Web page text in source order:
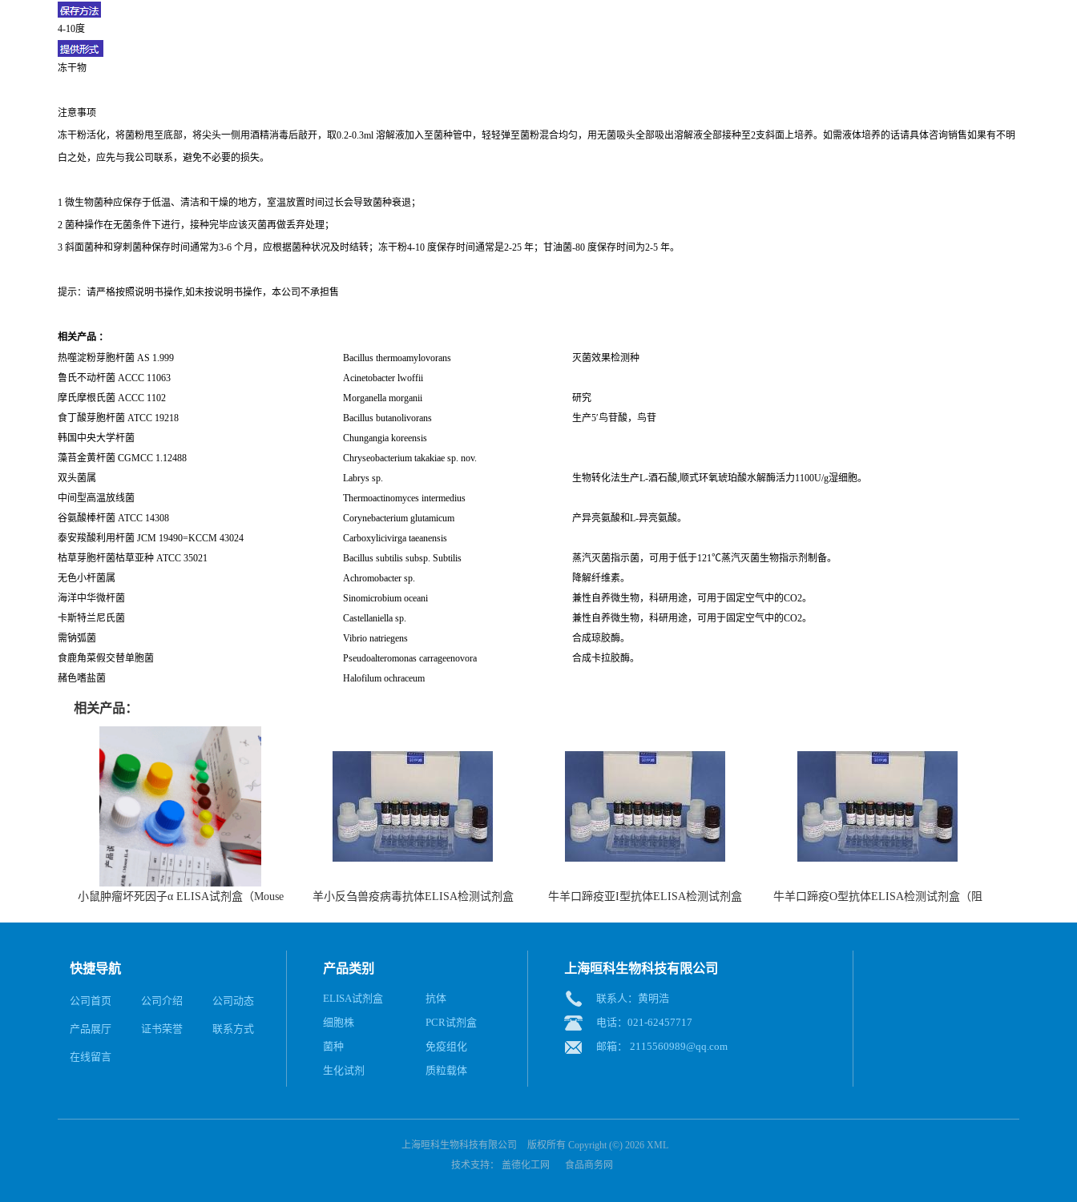
4-10度
冻干物
注意事项
冻干粉活化，将菌粉甩至底部，将尖头一侧用酒精消毒后敲开，取0.2-0.3ml 溶解液加入至菌种管中，轻轻弹至菌粉混合均匀，用无菌吸头全部吸出溶解液全部接种至2支斜面上培养。如需液体培养的话请具体咨询销售如果有不明
白之处，应先与我公司联系，避免不必要的损失。
1 微生物菌种应保存于低温、清洁和干燥的地方，室温放置时间过长会导致菌种衰退；
2 菌种操作在无菌条件下进行，接种完毕应该灭菌再做丢弃处理；
3 斜面菌种和穿刺菌种保存时间通常为3-6 个月，应根据菌种状况及时结转；冻干粉4-10 度保存时间通常是2-25 年；甘油菌-80 度保存时间为2-5 年。
提示：请严格按照说明书操作,如未按说明书操作，本公司不承担售
相关产品 ：
热噬淀粉芽胞杆菌 AS 1.999
Bacillus thermoamylovorans
灭菌效果检测种
鲁氏不动杆菌 ACCC 11063
Acinetobacter lwoffii
摩氏摩根氏菌 ACCC 1102
Morganella morganii
研究
食丁酸芽胞杆菌 ATCC 19218
Bacillus butanolivorans
生产5′鸟苷酸，鸟苷
韩国中央大学杆菌
Chungangia koreensis
藻苔金黄杆菌 CGMCC 1.12488
Chryseobacterium takakiae sp. nov.
双头菌属
Labrys sp.
生物转化法生产L-酒石酸,顺式环氧琥珀酸水解酶活力1100U/g湿细胞。
中间型高温放线菌
Thermoactinomyces intermedius
谷氨酸棒杆菌 ATCC 14308
Corynebacterium glutamicum
产异亮氨酸和L-异亮氨酸。
泰安羧酸利用杆菌 JCM 19490=KCCM 43024
Carboxylicivirga taeanensis
枯草芽胞杆菌枯草亚种 ATCC 35021
Bacillus subtilis subsp. Subtilis
蒸汽灭菌指示菌，可用于低于121℃蒸汽灭菌生物指示剂制备。
无色小杆菌属
Achromobacter sp.
降解纤维素。
海洋中华微杆菌
Sinomicrobium oceani
兼性自养微生物，科研用途，可用于固定空气中的CO2。
卡斯特兰尼氏菌
Castellaniella sp.
兼性自养微生物，科研用途，可用于固定空气中的CO2。
需钠弧菌
Vibrio natriegens
合成琼胶酶。
食鹿角菜假交替单胞菌
Pseudoalteromonas carrageenovora
合成卡拉胶酶。
赭色嗜盐菌
Halofilum ochraceum
相关产品：
小鼠肿瘤坏死因子α ELISA试剂盒（Mouse
羊小反刍兽疫病毒抗体ELISA检测试剂盒
牛羊口蹄疫亚I型抗体ELISA检测试剂盒
牛羊口蹄疫O型抗体ELISA检测试剂盒（阻
快捷导航
公司首页 公司介绍 公司动态
产品展厅 证书荣誉 联系方式
在线留言
产品类别
ELISA试剂盒
抗体
细胞株
PCR试剂盒
菌种
免疫组化
生化试剂
质粒载体
上海晅科生物科技有限公司
联系人：黄明浩
电话：021-62457717
邮箱： 2115560989@qq.com
上海晅科生物科技有限公司 版权所有 Copyright (©) 2026 XML
技术支持： 盖德化工网 食品商务网